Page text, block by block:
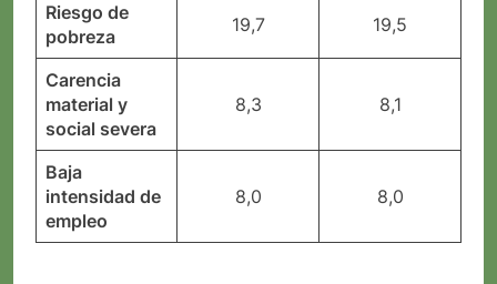
Riesgo de
pobreza
19,7 19,5
Carencia
material y
social severa
8,3 8,1
Baja
intensidad de
empleo
8,0 8,0